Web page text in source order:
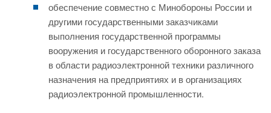
обеспечение совместно с Минобороны России и
другими государственными заказчиками
выполнения государственной программы
вооружения и государственного оборонного заказа
в области радиоэлектронной техники различного
назначения на предприятиях и в организациях
радиоэлектронной промышленности.